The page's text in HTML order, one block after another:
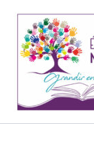
contenu